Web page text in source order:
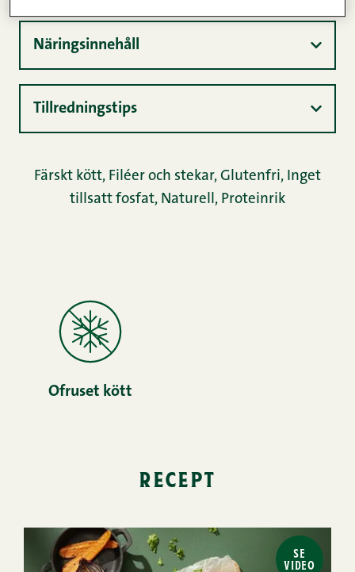
Näringsinnehåll
Tillredningstips
Färskt kött, Filéer och stekar, Glutenfri, Inget
tillsatt fosfat, Naturell, Proteinrik
Ofruset kött
recept
SE
VIDEO